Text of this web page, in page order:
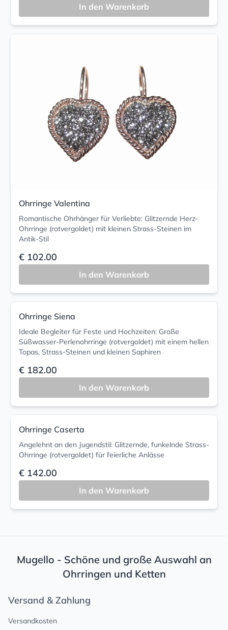
In den Warenkorb
Ohrringe Valentina
Romantische Ohrhänger für Verliebte: Glitzernde Herz-
Ohrringe (rotvergoldet) mit kleinen Strass-Steinen im
Antik-Stil
€ 102.00
In den Warenkorb
Ohrringe Siena
Ideale Begleiter für Feste und Hochzeiten: Große
Süßwasser-Perlenohrringe (rotvergoldet) mit einem hellen
Topas, Strass-Steinen und kleinen Saphiren
€ 182.00
In den Warenkorb
Ohrringe Caserta
Angelehnt an den Jugendstil: Glitzernde, funkelnde Strass-
Ohrringe (rotvergoldet) für feierliche Anlässe
€ 142.00
In den Warenkorb
Mugello - Schöne und große Auswahl an
Ohrringen und Ketten
Versand & Zahlung
Versandkosten